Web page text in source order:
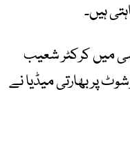
ہیں۔
میں کرکٹر شعیب
پر بھارتی میڈیا نے